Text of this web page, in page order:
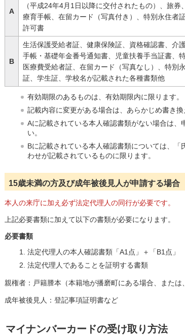
A
（平成24年4月1日以降に交付されたもの）、旅
療育手帳、在留カード（写真付き）、特別永住者
許可書
B
生活保護受給者証、健康保険証、資格確認書、介
手帳・基礎年金番号通知書、児童扶養手当証書、
医療費受給者証、在留カード（写真なし）、特別
証、学生証、学校名が記載された各種書類他
有効期限のあるものは、有効期限内に限ります。
記載内容に変更がある場合は、あらかじめ書き換
Aに記載されている本人確認書類がない場合は
い。
Bに記載されている本人確認書類については、
わせが記載されているものに限ります。
15歳未満の方及び成年被後見人が申請する場合
本人の来庁に加え必ず法定代理人の同行が必要です。
上記必要書類に加えて以下の書類が必要になります。
必要書類
法定代理人の本人確認書類「A1点」＋「B1点」
法定代理人であることを証明する書類
親権者：戸籍謄本（本籍地が播磨町にある場合、または
成年被後見人：登記事項証明書など
マイナンバーカードの受け取り方法